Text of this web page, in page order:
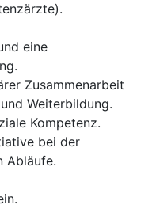
eine
Zusammenarbeit
Weiterbildung.
Kompetenz.
bei der
Abläufe.